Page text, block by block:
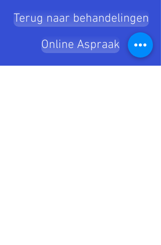
Online Aspraak
Terug naar behandelingen